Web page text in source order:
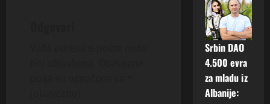
Srbin DAO
4.500 evra
za mladu iz
Albanije: